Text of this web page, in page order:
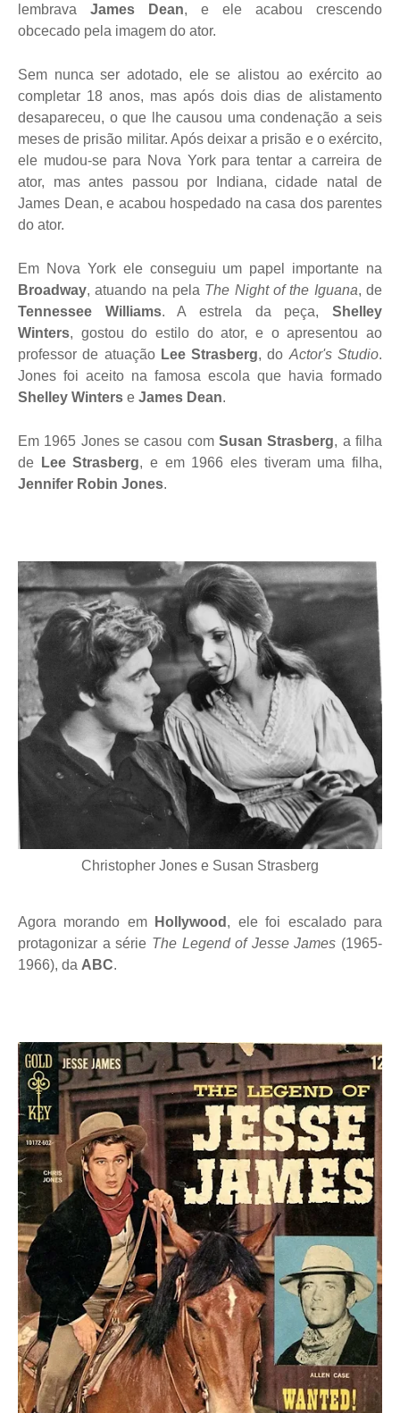
lembrava James Dean, e ele acabou crescendo
obcecado pela imagem do ator.
Sem nunca ser adotado, ele se alistou ao exército ao
completar 18 anos, mas após dois dias de alistamento
desapareceu, o que lhe causou uma condenação a seis
meses de prisão militar. Após deixar a prisão e o exército,
ele mudou-se para Nova York para tentar a carreira de
ator, mas antes passou por Indiana, cidade natal de
James Dean, e acabou hospedado na casa dos parentes
do ator.
Em Nova York ele conseguiu um papel importante na
Broadway, atuando na pela The Night of the Iguana, de
Tennessee Williams. A estrela da peça,Shelley
Winters, gostou do estilo do ator, e o apresentou ao
professor de atuação Lee Strasberg, do Actor's Studio.
Jones foi aceito na famosa escola que havia formado
Shelley Winters e James Dean.
Em 1965 Jones se casou com Susan Strasberg, a filha
de
Lee Strasberg, e em 1966 eles tiveram uma filha,
Jennifer Robin Jones.
Christopher Jones e Susan Strasberg
Agora morando em Hollywood , ele foi escalado para
protagonizar a série The Legend of Jesse James (1965-
1966), da ABC.